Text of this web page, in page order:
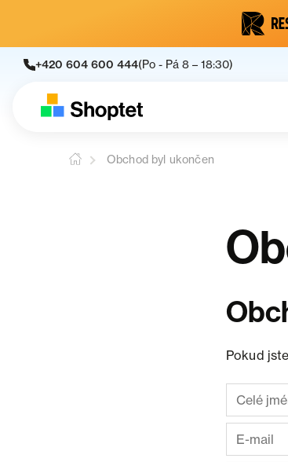
+420 604 600 444(Po - Pá 8 – 18:30)
Obchod byl ukončen
Pokud